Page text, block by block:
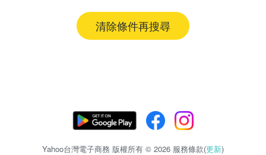
清除條件再搜尋
Yahoo台灣電子商務 版權所有 © 2026 服務條款(更新)